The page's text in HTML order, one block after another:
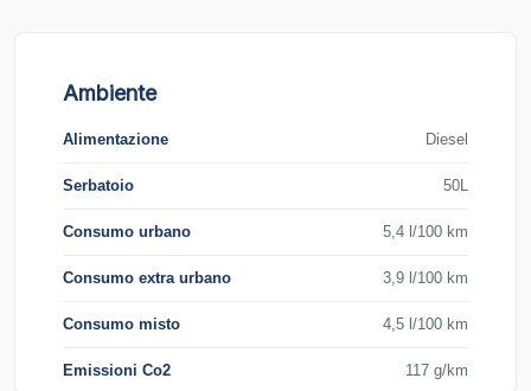
Ambiente
Alimentazione Diesel
Serbatoio 50L
Consumo urbano 5,4 l/100 km
Consumo extra urbano 3,9 l/100 km
Consumo misto 4,5 l/100 km
Emissioni Co2 117 g/km